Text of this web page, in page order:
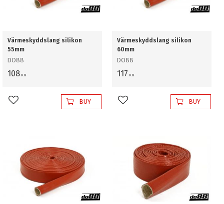
Värmeskyddslang silikon
55mm
DO88
108 KR
Add to favorites BUY
Värmeskyddslang silikon
60mm
DO88
117 KR
Add to favorites BUY